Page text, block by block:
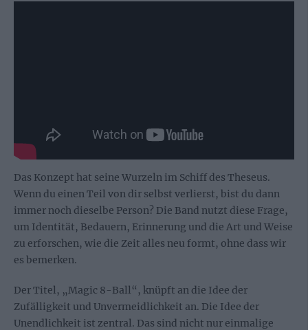
Das Konzept hat seine Wurzeln im Schiff des Theseus.
Wenn du einen Teil von dir selbst verlierst, bist du dann
immer noch dieselbe Person? Die Band nutzt diese Frage,
um Identität, Bedauern, Erinnerung und die Art und Weise
zu erforschen, wie die Zeit alles neu formt, ohne dass wir
es bemerken.
Der Titel, „Magic 8-Ball“, knüpft an die Idee der
Zufälligkeit und Unvermeidlichkeit an. Die Idee der
Unendlichkeit ist zentral. Das sind nicht nur einmalige